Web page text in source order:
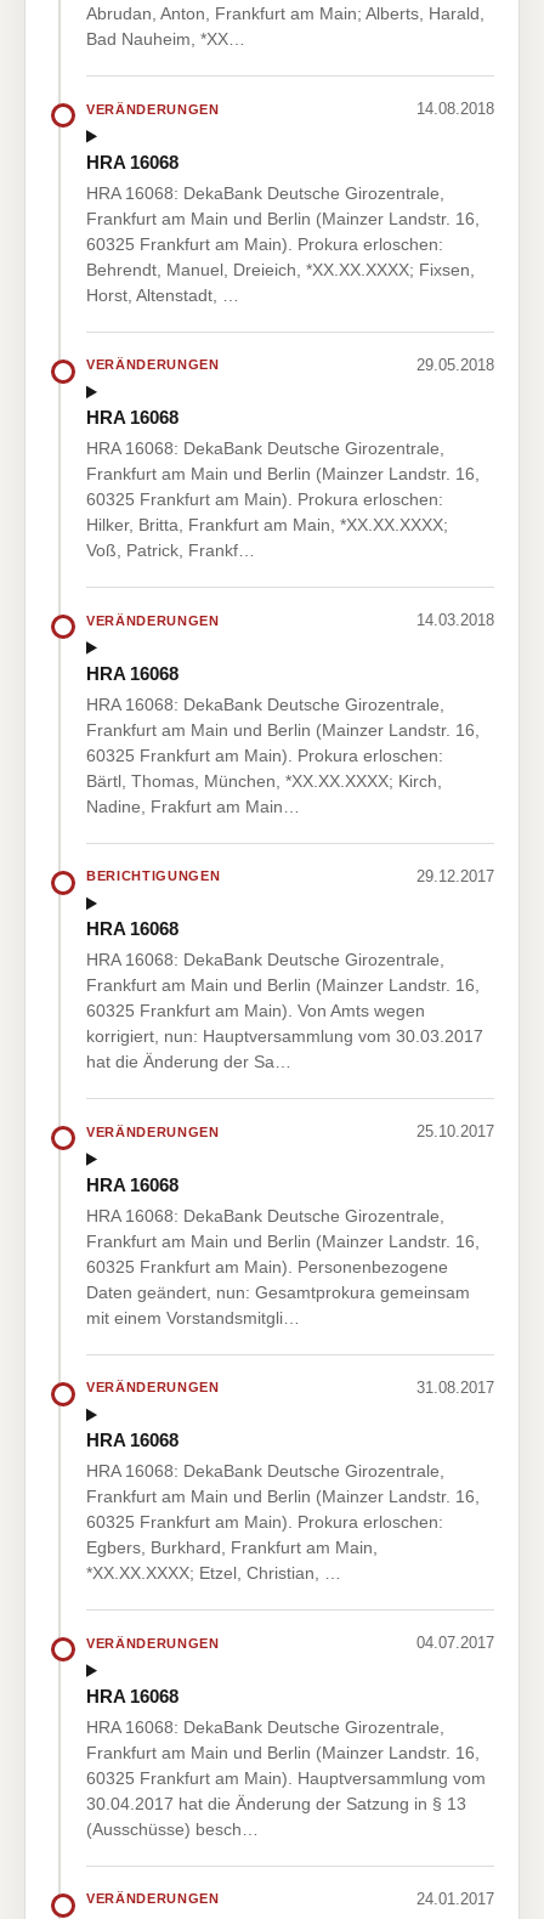
Abrudan, Anton, Frankfurt am Main; Alberts, Harald,
Bad Nauheim, *XX…
VERÄNDERUNGEN 14.08.2018
HRA 16068
HRA 16068: DekaBank Deutsche Girozentrale,
Frankfurt am Main und Berlin (Mainzer Landstr. 16,
60325 Frankfurt am Main). Prokura erloschen:
Behrendt, Manuel, Dreieich, *XX.XX.XXXX; Fixsen,
Horst, Altenstadt, …
VERÄNDERUNGEN 29.05.2018
HRA 16068
HRA 16068: DekaBank Deutsche Girozentrale,
Frankfurt am Main und Berlin (Mainzer Landstr. 16,
60325 Frankfurt am Main). Prokura erloschen:
Hilker, Britta, Frankfurt am Main, *XX.XX.XXXX;
Voß, Patrick, Frankf…
VERÄNDERUNGEN 14.03.2018
HRA 16068
HRA 16068: DekaBank Deutsche Girozentrale,
Frankfurt am Main und Berlin (Mainzer Landstr. 16,
60325 Frankfurt am Main). Prokura erloschen:
Bärtl, Thomas, München, *XX.XX.XXXX; Kirch,
Nadine, Frakfurt am Main…
BERICHTIGUNGEN 29.12.2017
HRA 16068
HRA 16068: DekaBank Deutsche Girozentrale,
Frankfurt am Main und Berlin (Mainzer Landstr. 16,
60325 Frankfurt am Main). Von Amts wegen
korrigiert, nun: Hauptversammlung vom 30.03.2017
hat die Änderung der Sa…
VERÄNDERUNGEN 25.10.2017
HRA 16068
HRA 16068: DekaBank Deutsche Girozentrale,
Frankfurt am Main und Berlin (Mainzer Landstr. 16,
60325 Frankfurt am Main). Personenbezogene
Daten geändert, nun: Gesamtprokura gemeinsam
mit einem Vorstandsmitgli…
VERÄNDERUNGEN 31.08.2017
HRA 16068
HRA 16068: DekaBank Deutsche Girozentrale,
Frankfurt am Main und Berlin (Mainzer Landstr. 16,
60325 Frankfurt am Main). Prokura erloschen:
Egbers, Burkhard, Frankfurt am Main,
*XX.XX.XXXX; Etzel, Christian, …
VERÄNDERUNGEN 04.07.2017
HRA 16068
HRA 16068: DekaBank Deutsche Girozentrale,
Frankfurt am Main und Berlin (Mainzer Landstr. 16,
60325 Frankfurt am Main). Hauptversammlung vom
30.04.2017 hat die Änderung der Satzung in § 13
(Ausschüsse) besch…
VERÄNDERUNGEN 24.01.2017